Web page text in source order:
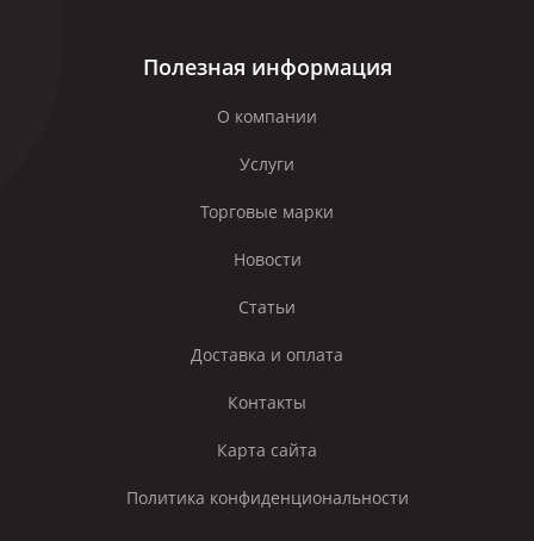
Полезная информация
О компании
Услуги
Торговые марки
Новости
Статьи
Доставка и оплата
Контакты
Карта сайта
Политика конфиденциональности